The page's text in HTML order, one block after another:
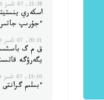
21:58, 07 تامىز 2026
اسكەري
ءجۇرىپ جاتىر
20:31, 07 تامىز 2026
ق م گ
يگەرۋگە
15:10, 07 تامىز 2026
ءبىلىم